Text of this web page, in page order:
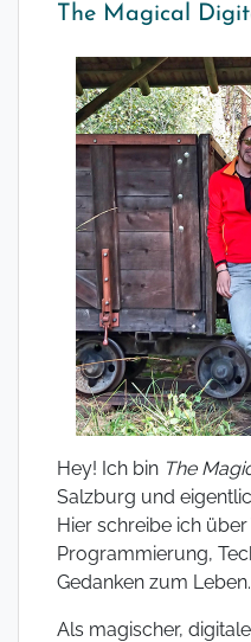
The Magical
Hey! Ich bin The
Salzburg und
Hier schreibe ich
Programmierung,
Gedanken zum Leben.
Als magischer,